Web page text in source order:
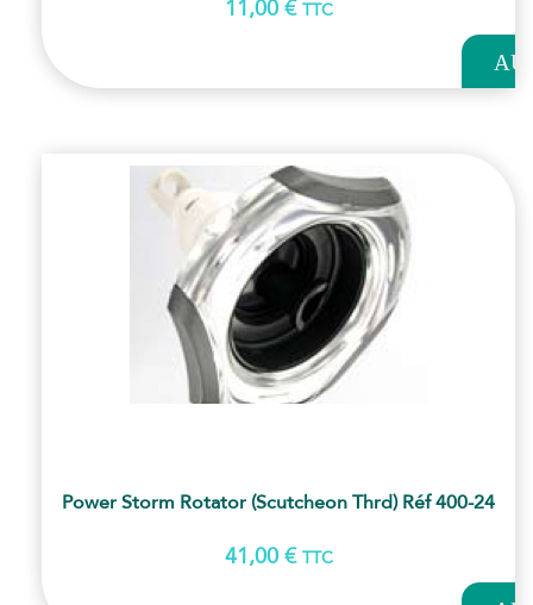
11,00 € TTC
AU
Power Storm Rotator (scutcheon Thrd) Réf 400-24
41,00 € TTC